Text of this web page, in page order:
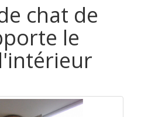
chat de
le